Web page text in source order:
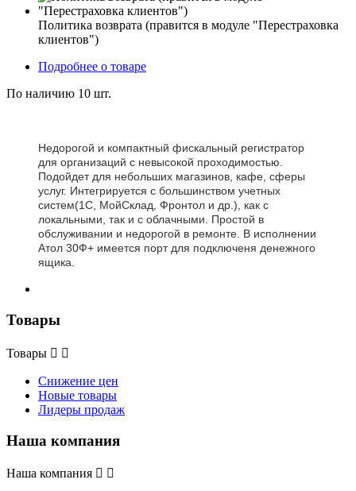
Политика возврата (правится в модуле "Перестраховка
клиентов")
Подробнее о товаре
По наличию 10 шт.
Недорогой и компактный фискальный регистратор
для организаций с невысокой проходимостью.
Подойдет для небольших магазинов, кафе, сферы
услуг. Интегрируется с большинством учетных
систем(1С, МойСклад, Фронтол и др.), как с
локальными, так и с облачными. Простой в
обслуживании и недорогой в ремонте. В исполнении
Атол 30Ф+ имеется порт для подключеня денежного
ящика.
Товары
Товары  
Снижение цен
Новые товары
Лидеры продаж
Наша компания
Наша компания  